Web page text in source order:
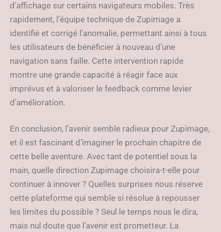
d’affichage sur certains navigateurs mobiles. Très
rapidement, l’équipe technique de Zupimage a
identifié et corrigé l’anomalie, permettant ainsi à tous
les utilisateurs de bénéficier à nouveau d’une
navigation sans faille. Cette intervention rapide
montre une grande capacité à réagir face aux
imprévus et à valoriser le feedback comme levier
d’amélioration.
En conclusion, l’avenir semble radieux pour Zupimage,
et il est fascinant d’imaginer le prochain chapitre de
cette belle aventure. Avec tant de potentiel sous la
main, quelle direction Zupimage choisira-t-elle pour
continuer à innover ? Quelles surprises nous réserve
cette plateforme qui semble si résolue à repousser
les limites du possible ? Seul le temps nous le dira,
mais nul doute que l’avenir est prometteur. La